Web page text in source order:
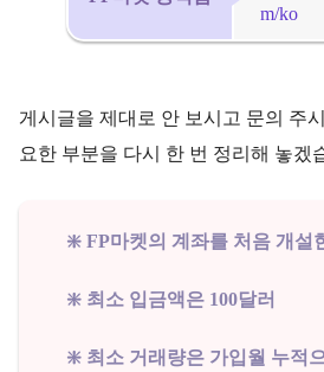
m/ko
게시글을 제대로 안 보시고 문의 주
요한 부분을 다시 한 번 정리해 놓겠
❇️ FP마켓의 계좌를 처음 개설
❇️ 최소 입금액은 100달러
❇️ 최소 거래량은 가입월 누적